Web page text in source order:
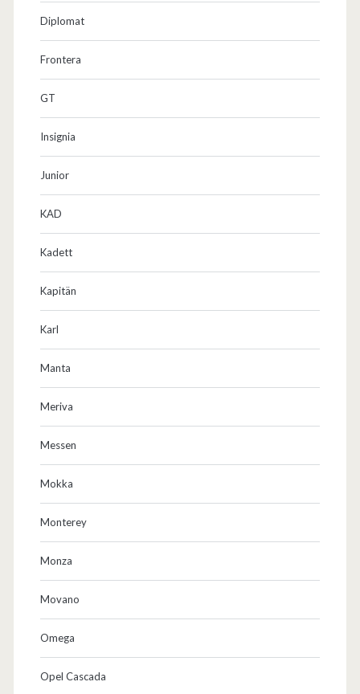
e
g
Diplomat
Frontera
GT
Insignia
Junior
KAD
Kadett
Kapitän
Karl
Manta
Meriva
Messen
Mokka
Monterey
Monza
Movano
Omega
Opel Cascada